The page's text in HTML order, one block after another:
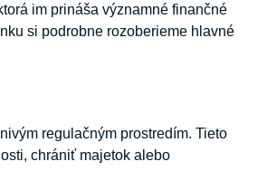
im prináša významné finančné
si podrobne rozoberieme hlavné
regulačným prostredím. Tieto
chrániť majetok alebo